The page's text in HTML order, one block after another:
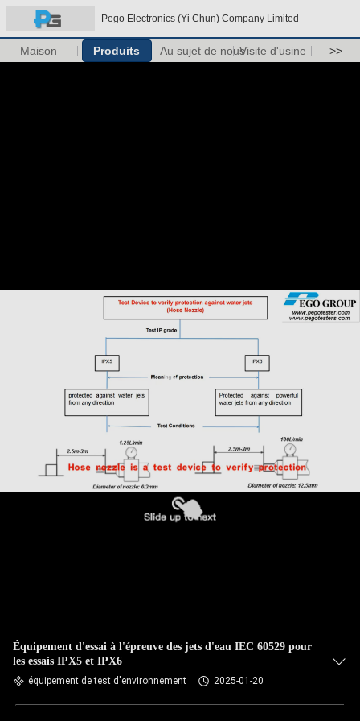
Pego Electronics (Yi Chun) Company Limited
Maison Produits Au sujet de nousVisite d'usine >>
Équipement d'essai à l'épreuve des jets d'eau IEC 60529 pour
les essais IPX5 et IPX6
équipement de test d'environnement 2025-01-20